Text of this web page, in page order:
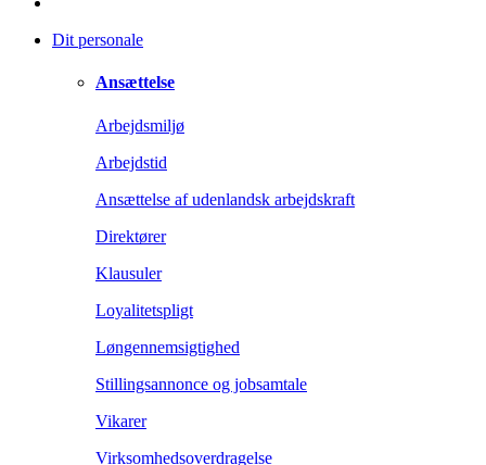
Dit personale
Ansættelse
Arbejdsmiljø
Arbejdstid
Ansættelse af udenlandsk arbejdskraft
Direktører
Klausuler
Loyalitetspligt
Løngennemsigtighed
Stillingsannonce og jobsamtale
Vikarer
Virksomhedsoverdragelse